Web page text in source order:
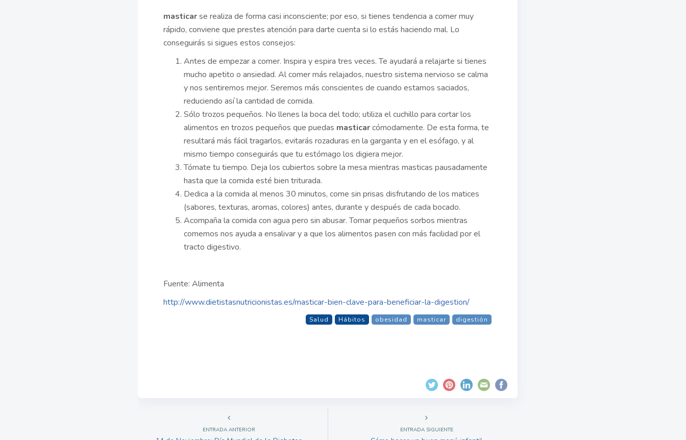
masticarse realiza de forma casi inconsciente; por eso, si tienes tendencia a comer muy
rápido, conviene que prestes atención para darte cuenta si lo estás haciendo mal. Lo
conseguirás si sigues estos consejos:
Antes de empezar a comer. Inspira y espira tres veces. Te ayudará a relajarte si tienes
mucho apetito o ansiedad. Al comer más relajados, nuestro sistema nervioso se calma
y nos sentiremos mejor. Seremos más conscientes de cuando estamos saciados,
reduciendo así la cantidad de comida.
Sólo trozos pequeños. No llenes la boca del todo; utiliza el cuchillo para cortar los
alimentos en trozos pequeños que puedas masticarcómodamente. De esta forma, te
resultará más fácil tragarlos, evitarás rozaduras en la garganta y en el esófago, y al
mismo tiempo conseguirás que tu estómago los digiera mejor.
Tómate tu tiempo. Deja los cubiertos sobre la mesa mientras masticas pausadamente
hasta que la comida esté bien triturada.
Dedica a la comida al menos 30 minutos, come sin prisas disfrutando de los matices
(sabores, texturas, aromas, colores) antes, durante y después de cada bocado.
Acompaña la comida con agua pero sin abusar. Tomar pequeños sorbos mientras
comemos nos ayuda a ensalivar y a que los alimentos pasen con más facilidad por el
tracto digestivo.
Fuente: Alimenta
http://www.dietistasnutricionistas.es/masticar-bien-clave-para-beneficiar-la-digestion/
digestión
masticar
obesidad
Hábitos
Salud
ENTRADA ANTERIOR ENTRADA SIGUIENTE